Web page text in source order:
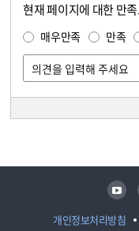
현재 페이지에 대한 만
매우만족 만족
개인정보처리방침
유튜브